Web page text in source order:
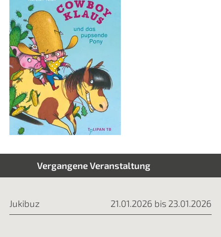
Vergangene Veranstaltung
Jukibuz 21.01.2026 bis 23.01.2026